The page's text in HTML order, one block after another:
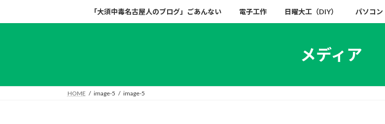
キ
に
「大須中毒名古屋人のブログ」ごあんない 電子工作 日曜大工（DIY） パソコン
メディア
HOME image-5 image-5